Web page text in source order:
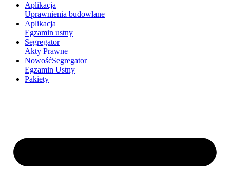
Aplikacja
Uprawnienia budowlane
Aplikacja
Egzamin ustny
Segregator
Akty Prawne
NowośćSegregator
Egzamin Ustny
Pakiety